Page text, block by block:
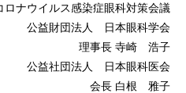
ロナウイルス感染症眼科対策会議
公益財団法人 日本眼科学会
理事長 寺崎 浩子
公益社団法人 日本眼科医会
会長 白根 雅子